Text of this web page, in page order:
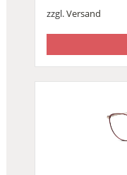
zzgl.Versand